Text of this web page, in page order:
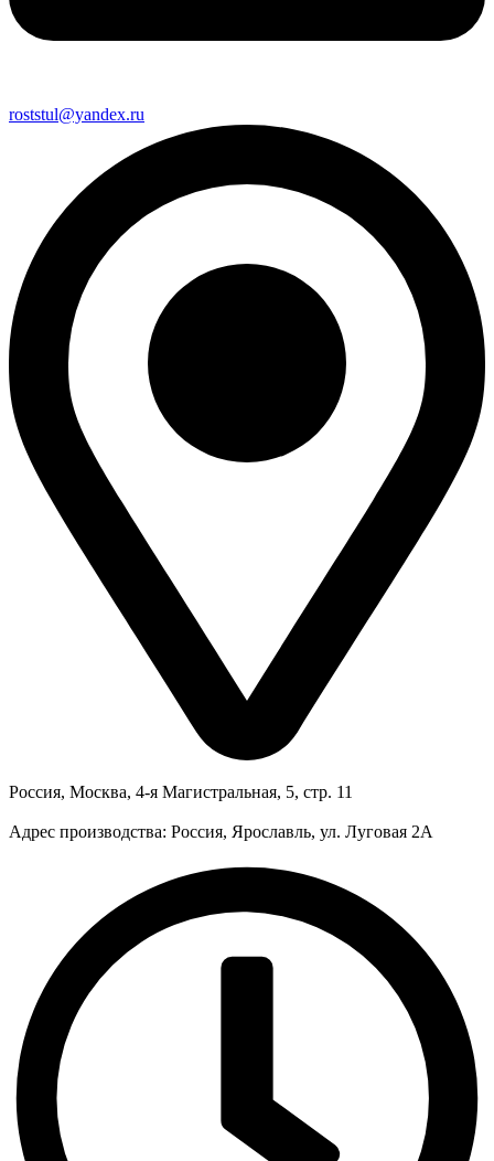
roststul@yandex.ru
Россия, Москва, 4-я Магистральная, 5, стр. 11
Адрес производства: Россия, Ярославль, ул. Луговая 2А